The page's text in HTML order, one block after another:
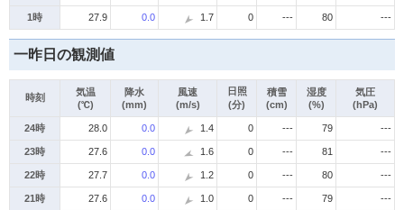
1時 27.9 0.0 1.7 0 --- 80 ---
一昨日の観測値
時刻
気温
(℃)
降水
(mm)
風速
(m/s)
日照
(分)
積雪
(cm)
湿度
(%)
気圧
(hPa)
24時 28.0 0.0 1.4 0 --- 79 ---
23時 27.6 0.0 1.6 0 --- 81 ---
22時 27.7 0.0 1.2 0 --- 80 ---
21時 27.6 0.0 1.0 0 --- 79 ---